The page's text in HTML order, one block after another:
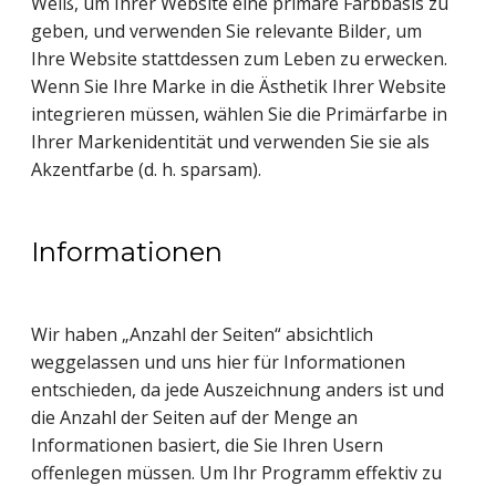
geben, und verwenden Sie relevante Bilder, um
Ihre Website stattdessen zum Leben zu erwecken.
Wenn Sie Ihre Marke in die Ästhetik Ihrer Website
integrieren müssen, wählen Sie die Primärfarbe in
Ihrer Markenidentität und verwenden Sie sie als
Akzentfarbe (d. h. sparsam).
Informationen
Wir haben „Anzahl der Seiten“ absichtlich
weggelassen und uns hier für Informationen
entschieden, da jede Auszeichnung anders ist und
die Anzahl der Seiten auf der Menge an
Informationen basiert, die Sie Ihren Usern
offenlegen müssen. Um Ihr Programm effektiv zu